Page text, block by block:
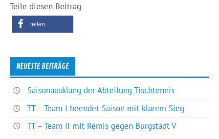
Teile diesen Beitrag
teilen
NEUESTE BEITRÄGE
Saisonausklang der Abteilung Tischtennis
TT – Team I beendet Saison mit klarem Sieg
TT – Team II mit Remis gegen Burgstädt V